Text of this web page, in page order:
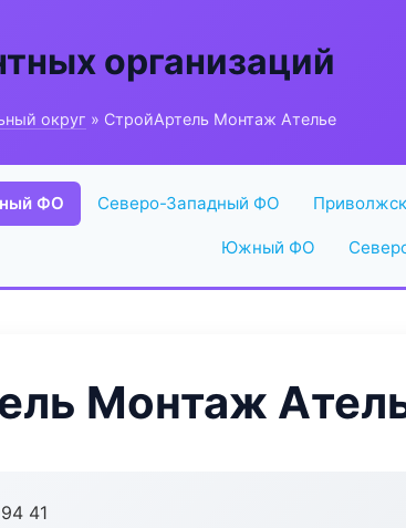
организаций
округ » СтройАртель Монтаж Ателье
ФО Северо-Западный ФО
Южный ФО
Монтаж
41